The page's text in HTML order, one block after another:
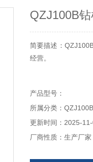
QZJ100B
简要描述：
经营。
产品型号：
所属分类：
更新时间：2025-
厂商性质：生产厂家